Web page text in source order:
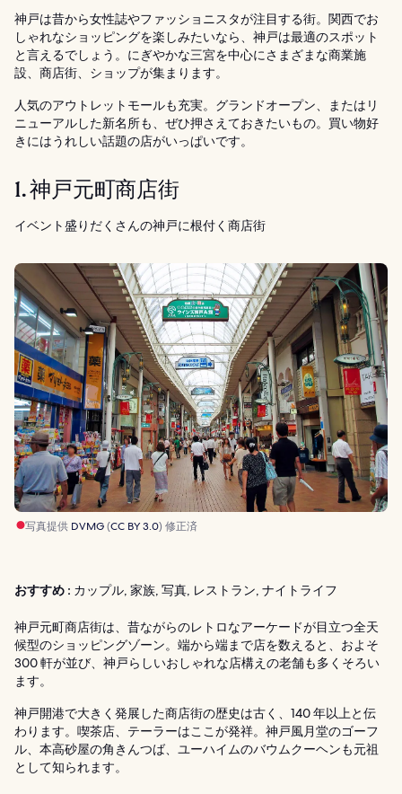
神戸は昔から女性誌やファッショニスタが注目する街。関西でお
しゃれなショッピングを楽しみたいなら、神戸は最適のスポット
と言えるでしょう。にぎやかな三宮を中心にさまざまな商業施
設、商店街、ショップが集まります。
人気のアウトレットモールも充実。グランドオープン、またはリ
ニューアルした新名所も、ぜひ押さえておきたいもの。買い物好
きにはうれしい話題の店がいっぱいです。
1. 神戸元町商店街
イベント盛りだくさんの神戸に根付く商店街
写真提供 DVMG(CC BY 3.0) 修正済
おすすめ : カップル, 家族, 写真, レストラン, ナイトライフ
神戸元町商店街は、昔ながらのレトロなアーケードが目立つ全天
候型のショッピングゾーン。端から端まで店を数えると、およそ
300 軒が並び、神戸らしいおしゃれな店構えの老舗も多くそろい
ます。
神戸開港で大きく発展した商店街の歴史は古く、140 年以上と伝
わります。喫茶店、テーラーはここが発祥。神戸風月堂のゴーフ
ル、本高砂屋の角きんつば、ユーハイムのバウムクーヘンも元祖
として知られます。